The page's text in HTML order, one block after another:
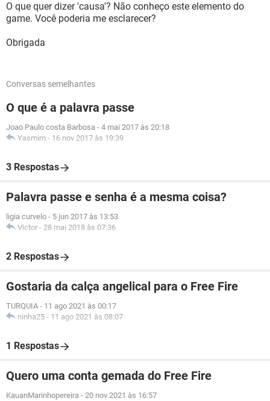
O que quer dizer 'causa'? Não conheço este elemento do
game. Você poderia me esclarecer?
Obrigada
Conversas semelhantes
O que é a palavra passe
Joao Paulo costa Barbosa - 4 mai 2017 às 20:18
Yasmim - 16 nov 2017 às 19:39
3 Respostas
Palavra passe e senha é a mesma coisa?
ligia curvelo - 5 jun 2017 às 13:53
Victor - 28 mai 2018 às 07:36
2 Respostas
Gostaria da calça angelical para o Free Fire
TURQUIA - 11 ago 2021 às 00:17
ninha25 - 11 ago 2021 às 08:07
1 Respostas
Quero uma conta gemada do Free Fire
KauanMarinhopereira - 20 nov 2021 às 16:57